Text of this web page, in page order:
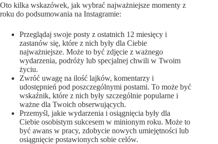
Oto kilka wskazówek, jak wybrać najważniejsze momenty z
roku do podsumowania na Instagramie:
Przeglądaj swoje posty z ostatnich 12 miesięcy i
zastanów się, które z nich były dla Ciebie
najważniejsze. Może to być zdjęcie z ważnego
wydarzenia, podróży lub specjalnej chwili w Twoim
życiu.
Zwróć uwagę na ilość lajków, komentarzy i
udostępnień pod poszczególnymi postami. To może być
wskaźnik, które z nich były szczególnie popularne i
ważne dla Twoich obserwujących.
Przemyśl, jakie wydarzenia i osiągnięcia były dla
Ciebie osobistym sukcesem w minionym roku. Może to
być awans w pracy, zdobycie nowych umiejętności lub
osiągnięcie postawionych sobie celów.